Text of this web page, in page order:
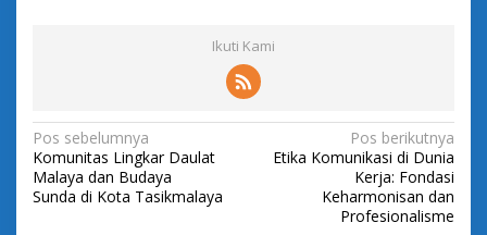
Ikuti Kami
N
a
v
Pos sebelumnya
Komunitas Lingkar Daulat
Malaya dan Budaya
Sunda di Kota Tasikmalaya
Pos berikutnya
Etika Komunikasi di Dunia
Kerja: Fondasi
Keharmonisan dan
Profesionalisme